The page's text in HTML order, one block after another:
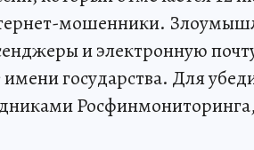
мошенники.
и электронную
государства. Для